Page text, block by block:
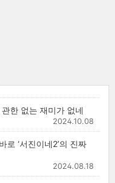
관한 없는 재미가 없네
2024.10.08
로 ‘서진이네2’의 진짜
2024.08.18